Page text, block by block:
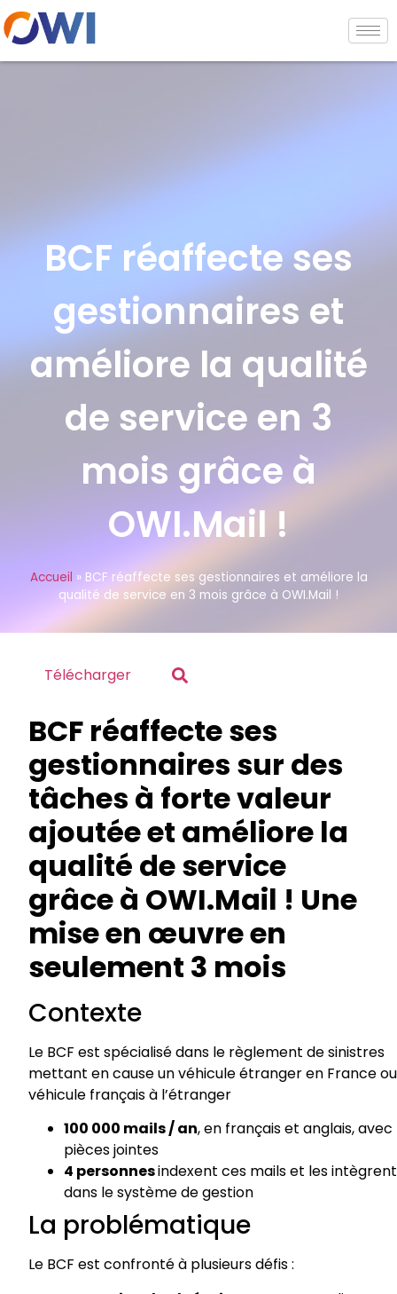
BCF réaffecte ses
gestionnaires et
améliore la qualité
de service en 3
mois grâce à
OWI.Mail !
Accueil » BCF réaffecte ses gestionnaires et améliore la
qualité de service en 3 mois grâce à OWI.Mail !
BCF réaffecte ses
gestionnaires sur des
tâches à forte valeur
ajoutée et améliore la
qualité de service
grâce à OWI.Mail ! Une
mise en œuvre en
seulement 3 mois
Contexte
Le BCF est spécialisé dans le règlement de sinistres
mettant en cause un véhiculeétranger en France
véhicule français à l’étranger
100 000 mails / an, en français et anglais, avec
pièces jointes
4 personnesindexent ces mails et les intègrent
dans le système de gestion
La problématique
Le BCF est confronté à plusieurs défis :
Télécharger